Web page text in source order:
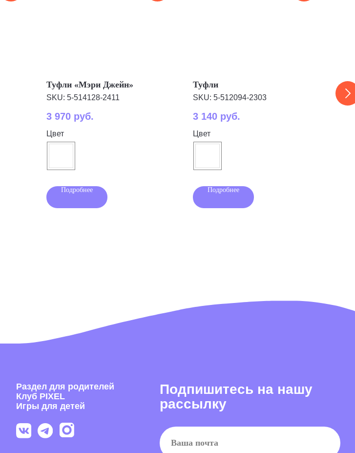
Туфли «Мэри Джейн»
SKU: 5-514128-2411
3 970 руб.
Цвет
Подробнее
Туфли
SKU: 5-512094-2303
3 140 руб.
Цвет
Подробнее
Подпишитесь на нашу
рассылку
Раскрываем секреты производства, показываем концепты
обуви из нового сезона и каждый день делаем рынок
Подписаться